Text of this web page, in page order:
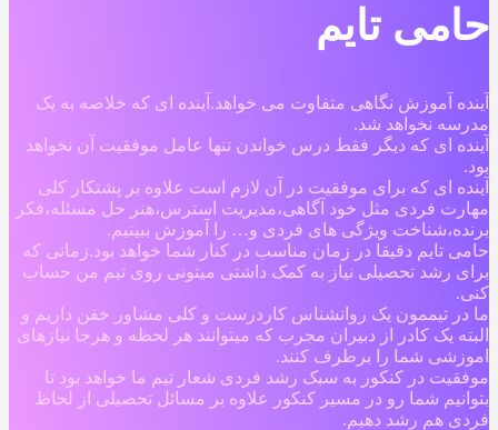
حامی تایم
آینده آموزش نگاهی متفاوت می خواهد.آینده ای که خلاصه به یک
مدرسه نخواهد شد.
آینده ای که دیگر فقط درس خواندن تنها عامل موفقیت آن نخواهد
بود.
آینده ای که برای موفقیت در آن لازم است علاوه بر پشتکار کلی
مهارت فردی مثل خود آگاهی،مدیریت استرس،هنر حل مسئله،فکر
برنده،شناخت ویژگی های فردی و… را آموزش ببینیم.
حامی تایم دقیقا در زمان مناسب در کنار شما خواهد بود.زمانی که
برای رشد تحصیلی نیاز به کمک داشتی میتونی روی تیم من حساب
کنی.
ما در تیممون یک روانشناس کاردرست و کلی مشاور خفن داریم و
البته یک کادر از دبیران مجرب که میتوانند هر لحظه و هرجا نیازهای
اموزشی شما را برطرف کنند.
موفقیت در کنکور به سبک رشد فردی شعار تیم ما خواهد بود تا
بتوانیم شما رو در مسیر کنکور علاوه بر مسائل تحصیلی از لحاظ
فردی هم رشد دهیم.